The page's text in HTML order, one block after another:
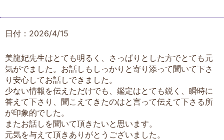
日付：2026/4/15
美龍妃先生はとても明るく、さっぱりとした方でとても元
気がでました。お話しもしっかりと寄り添って聞いて下さ
り安心してお話しできました。
少ない情報を伝えただけでも、鑑定はとても鋭く、瞬時に
答えて下さり、聞こえてきたのはと言って伝えて下さる所
が印象的でした。
またお話しを聞いて頂きたいと思います。
元気を与えて頂きありがとうございました。